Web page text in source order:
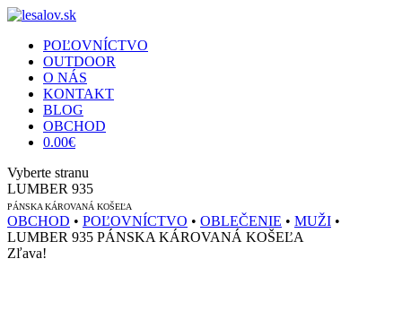
POĽOVNÍCTVO
OUTDOOR
O NÁS
KONTAKT
BLOG
OBCHOD
0.00€
Vyberte stranu
LUMBER 935
PÁNSKA KÁROVANÁ KOŠEĽA
OBCHOD • POĽOVNÍCTVO • OBLEČENIE • MUŽI •
LUMBER 935 PÁNSKA KÁROVANÁ KOŠEĽA
Zľava!